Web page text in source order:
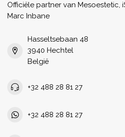
Officiële partner van Mesoestetic,
Marc Inbane
Hasseltsebaan 48
3940 Hechtel
België
+32 488 28 81 27
+32 488 28 81 27